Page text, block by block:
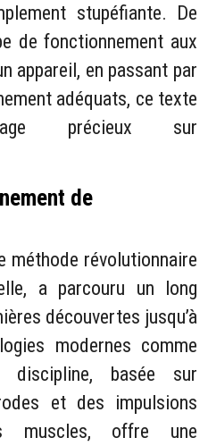
stupéfiante. De
de fonctionnement aux
appareil, en passant par
adéquats, ce texte
précieux sur
de
méthode révolutionnaire
a parcouru un long
découvertes jusqu’à
modernes comme
discipline, basée sur
et des impulsions
muscles, offre une